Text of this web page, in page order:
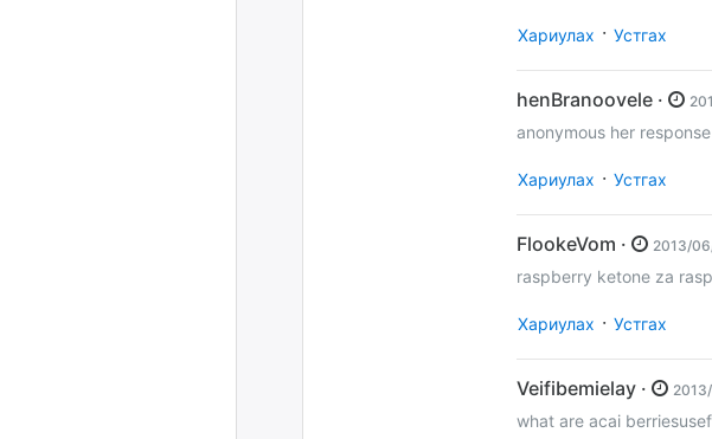
Хариулах · Устгах
henBranoovele ·
Хариулах · Устгах
FlookeVom · 2013/
Хариулах · Устгах
Veifibemielay ·